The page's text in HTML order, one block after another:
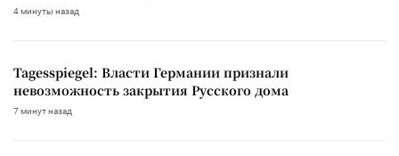
4 минуты назад
Tagesspiegel: Власти Германии признали
невозможность закрытия Русского дома
7 минут назад